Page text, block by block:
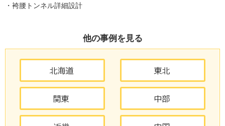
・袴腰トンネル詳細設計
他の事例を見る